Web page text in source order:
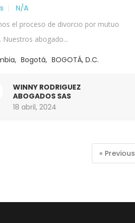
N/A
el proceso de divorcio por mutuo
Nuestros abogado...
, Bogotá, BOGOTÁ, D.C.
WINNY RODRIGUEZ
ABOGADOS SAS
18 abril, 2024
« Previous